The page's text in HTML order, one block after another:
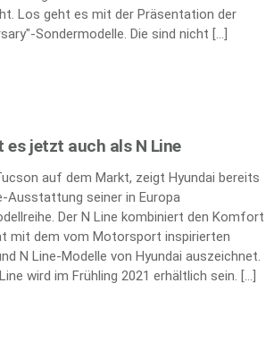
Los geht es mit der Präsentation der
Sondermodelle. Die sind nicht […]
es jetzt auch als N Line
auf dem Markt, zeigt Hyundai bereits
Ausstattung seiner in Europa
Der N Line kombiniert den Komfort
mit dem vom Motorsport inspirierten
N Line-Modelle von Hyundai auszeichnet.
wird im Frühling 2021 erhältlich sein. […]